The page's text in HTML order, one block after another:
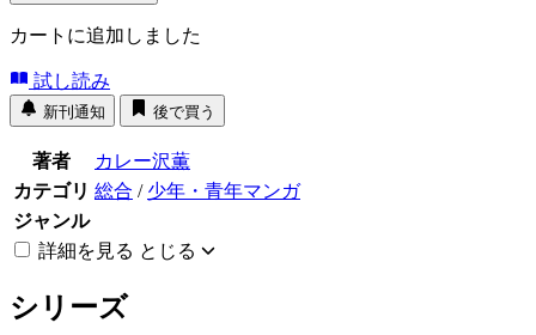
カートに追加しました
試し読み
新刊通知 後で買う
著者
カレー沢薫
カテゴリ 総合 / 少年・青年マンガ
ジャンル
詳細を見る とじる
シリーズ